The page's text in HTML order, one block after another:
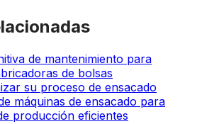
de mantenimiento para
de bolsas
su proceso de ensacado
máquinas de ensacado para
producción eficientes